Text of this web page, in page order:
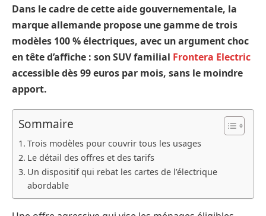
Dans le cadre de cette aide gouvernementale, la
marque allemande propose une gamme de trois
modèles 100 % électriques, avec un argument choc
en tête d’affiche : son SUV familial Frontera Electric
accessible dès 99 euros par mois, sans le moindre
apport.
Sommaire
Trois modèles pour couvrir tous les usages
Le détail des offres et des tarifs
Un dispositif qui rebat les cartes de l’électrique
abordable